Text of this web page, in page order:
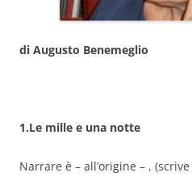
di Augusto Benemeglio
1.Le mille e una notte
Narrare è – all’origine – ,